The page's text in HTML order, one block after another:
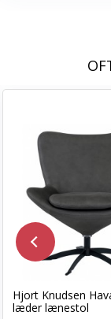
Hjort Knudsen
læder lænestol